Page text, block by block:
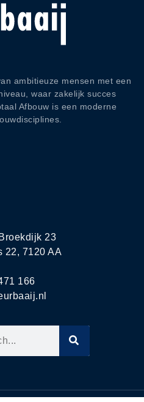
ambitieuze mensen met een
waar zakelijk succes
Afbouw is een moderne
23
22, 7120 AA
166